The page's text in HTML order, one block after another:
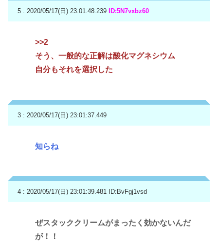
5 : 2020/05/17(日) 23:01:48.239 ID:5N7vxbz60
>>2
そう、一般的な正解は酸化マグネシウム
自分もそれを選択した
3 : 2020/05/17(日) 23:01:37.449
知らね
4 : 2020/05/17(日) 23:01:39.481 ID:BvFgj1vsd
ぜスタッククリームがまったく効かないんだ
が！！